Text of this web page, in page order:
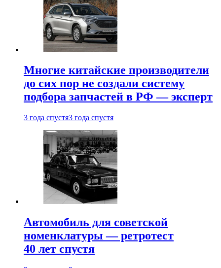
Многие китайские производители
до сих пор не создали систему
подбора запчастей в РФ — эксперт
3 года спустя3 года спустя
Автомобиль для советской
номенклатуры — ретротест
40 лет спустя